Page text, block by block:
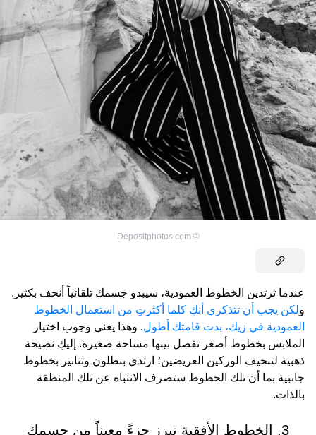
©
Depositphotos.com
عندما ترتدين الخطوط العمودية، سيبدو جسمك تلقائياً أنحف بكثير.
ولكن يجب أن تتذكري أنكِ كلما أكثرتِ من استعمال الخطوط
العمودية في زيك، بدت قامتك أطول. وهذا يعني وجوب اختيار
الملابس بخطوط أصغر تفصل بينها مساحة صغيرة. إليكِ نصيحة
ذهبية لتنحيف الوركين العريضين؛ ارتدي بنطلون وتنانير بخطوط
جانبية بما أن تلك الخطوط ستصرف الانتباه عن تلك المنطقة
بالذات.
3. الخطوط الأفقية تبرز جزءً معيناً من جسمك